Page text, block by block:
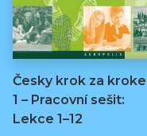
Česky krok za
1 – Pracovní sešit:
Lekce 1–12